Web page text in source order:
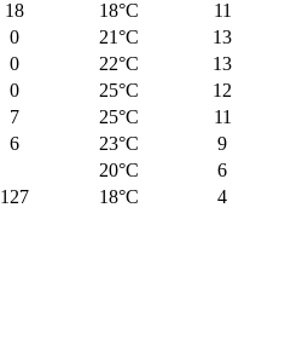
18 18°C
11
0 21°C
13
0 22°C
13
0 25°C
12
7 25°C
11
6 23°C
9
20°C
6
127 18°C 4